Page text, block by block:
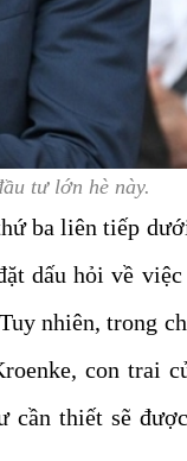
tư lớn hè này.
ba liên tiếp
dấu hỏi về việc
nhiên, trong
con trai
cần thiết sẽ